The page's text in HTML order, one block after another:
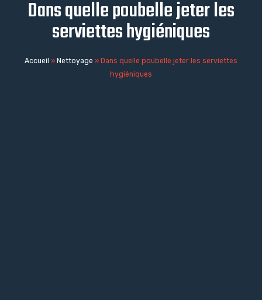
Dans quelle poubelle jeter les
serviettes hygiéniques
Accueil » Nettoyage » Dans quelle poubelle jeter les serviettes
hygiéniques